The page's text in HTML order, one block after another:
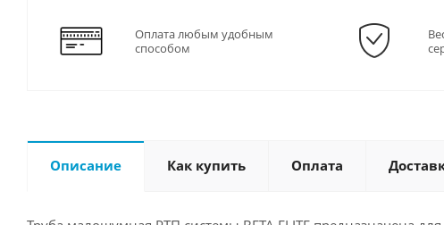
Оплата любым удобным
способом
Описание Как купить Оплата